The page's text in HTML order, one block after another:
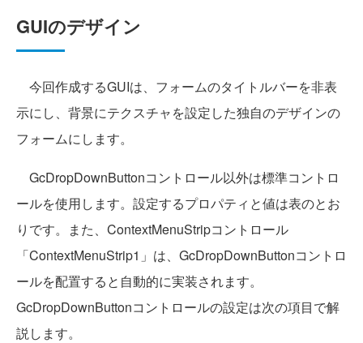
GUIのデザイン
今回作成するGUIは、フォームのタイトルバーを非表
示にし、背景にテクスチャを設定した独自のデザインの
フォームにします。
GcDropDownButtonコントロール以外は標準コントロ
ールを使用します。設定するプロパティと値は表のとお
りです。また、ContextMenuStripコントロール
「ContextMenuStrip1」は、GcDropDownButtonコントロ
ールを配置すると自動的に実装されます。
GcDropDownButtonコントロールの設定は次の項目で解
説します。